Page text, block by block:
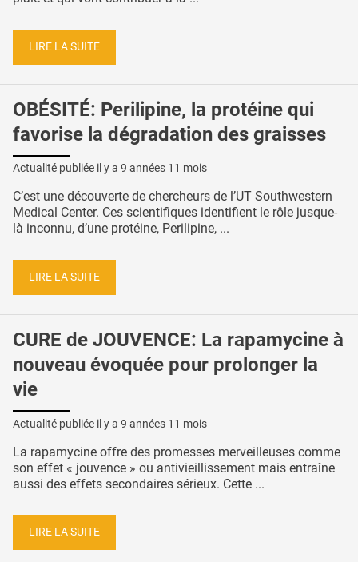
LIRE LA SUITE
OBÉSITÉ: Perilipine, la protéine qui
favorise la dégradation des graisses
Actualité publiée il y a 9 années 11 mois
C’est une découverte de chercheurs de l’UT Southwestern
Medical Center. Ces scientifiques identifient le rôle jusque-
là inconnu, d’une protéine, Perilipine, ...
LIRE LA SUITE
CURE de JOUVENCE: La rapamycine à
nouveau évoquée pour prolonger la
vie
Actualité publiée il y a 9 années 11 mois
La rapamycine offre des promesses merveilleuses comme
son effet « jouvence » ou antivieillissement mais entraîne
aussi des effets secondaires sérieux. Cette ...
LIRE LA SUITE